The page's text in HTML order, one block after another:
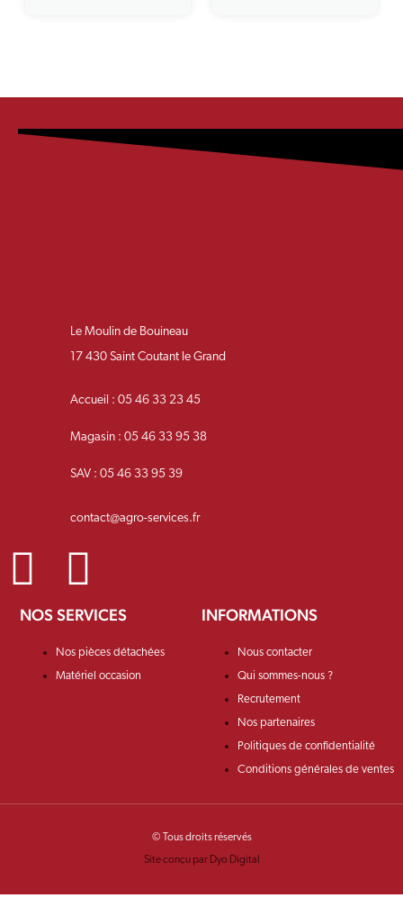
Le Moulin de Bouineau
17 430 Saint Coutant le Grand
Accueil : 05 46 33 23 45
Magasin : 05 46 33 95 38
SAV : 05 46 33 95 39
contact@agro-services.fr
NOS SERVICES
Nos pièces détachées
Matériel occasion
INFORMATIONS
Nous contacter
Qui sommes-nous ?
Recrutement
Nos partenaires
Politiques de confidentialité
Conditions générales de ventes
© Tous droits réservés
Site conçu par Dyo Digital